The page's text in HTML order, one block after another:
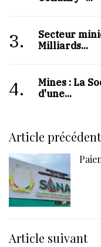
3.
Secteur
Milliards...
4.
Mines : La
d'une...
Article précédent
Article suivant